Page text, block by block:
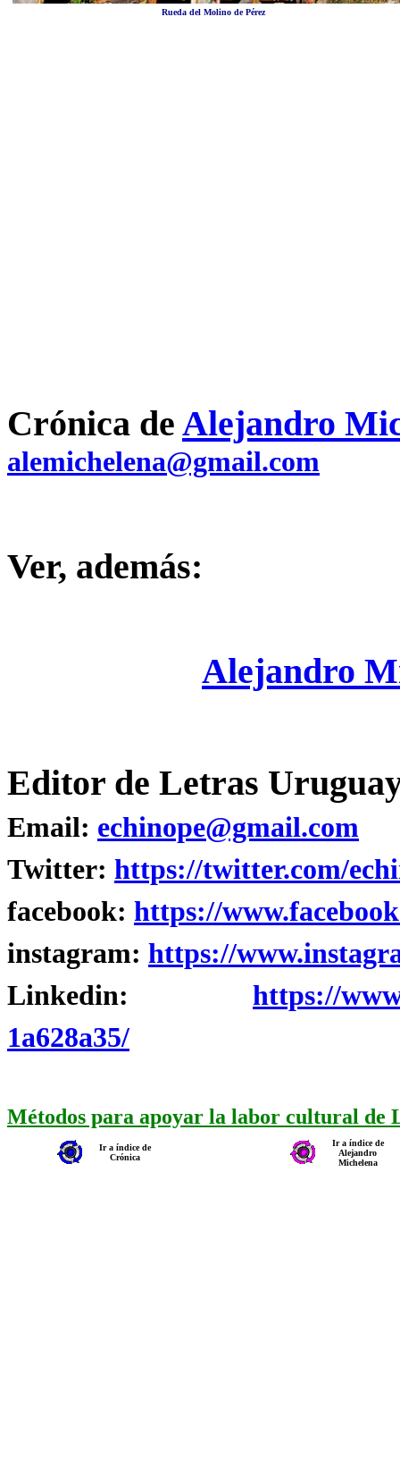
Rueda del Molino de Pérez
Crónica de Alejandro
alemichelena@gmail.com
Ver, además:
Alejandro
Editor de Letras
Email: echinope@gmail.com
Twitter: https://twitter.com/
facebook: https://
instagram: https://
Linkedin: https://
1a628a35/
Métodos para apoyar la labor cultural de
Ir a índice de
Crónica
Ir a índice de
Alejandro
Michelena